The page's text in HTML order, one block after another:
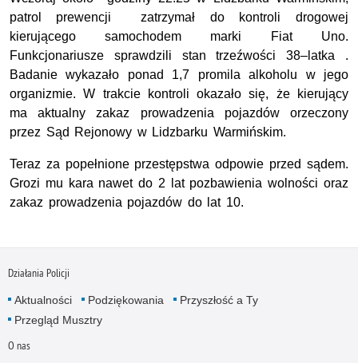
patrol prewencji zatrzymał do kontroli drogowej
kierującego samochodem marki Fiat Uno.
Funkcjonariusze sprawdzili stan trzeźwości 38–latka .
Badanie wykazało ponad 1,7 promila alkoholu w jego
organizmie. W trakcie kontroli okazało się, że kierujący
ma aktualny zakaz prowadzenia pojazdów orzeczony
przez Sąd Rejonowy w Lidzbarku Warmińskim.
Teraz za popełnione przestępstwa odpowie przed sądem.
Grozi mu kara nawet do 2 lat pozbawienia wolności oraz
zakaz prowadzenia pojazdów do lat 10.
Działania Policji
Aktualności Podziękowania
Przyszłość a Ty
Przegląd Musztry
O nas